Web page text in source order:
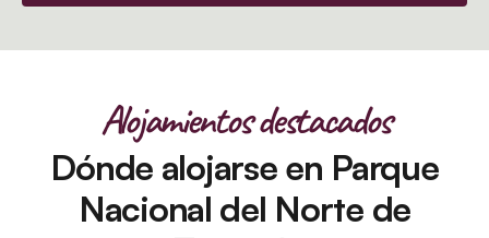
Alojamientos destacados
Dónde alojarse en Parque
Nacional del Norte de